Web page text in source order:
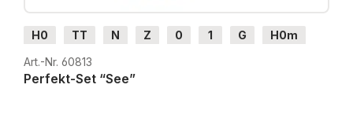
H0 TT N Z 0 1 G
H0m
H0e
Art.-Nr. 60813
Perfekt-Set “See”